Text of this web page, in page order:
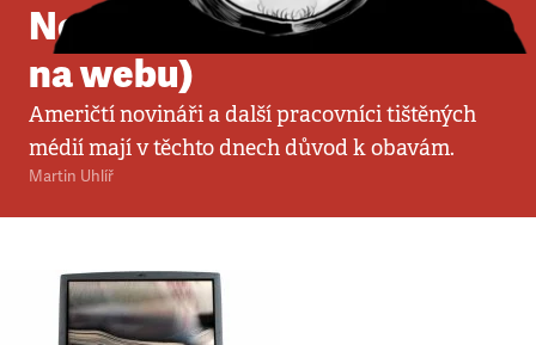
Novináři na dlažbě (nebo
na webu)
Američtí novináři a další pracovníci tištěných
médií mají v těchto dnech důvod k obavám.
Martin Uhlíř